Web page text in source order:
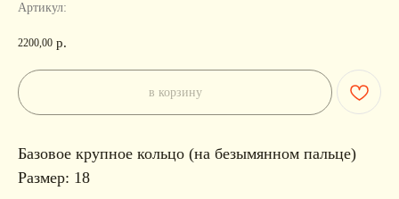
Артикул:
2200,00 р.
в корзину
Базовое крупное кольцо (на безымянном пальце)
Размер: 18